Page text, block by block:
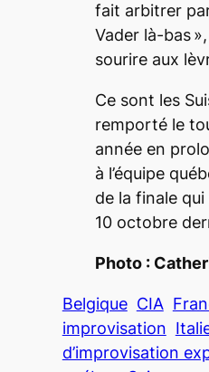
fait arbitrer
Vader là-bas»,
sourire aux
Ce sont les
remporté le
année en
à l’équipe
de la finale
10 octobre
Photo :
Belgique CIA
improvisation
d’improvisation